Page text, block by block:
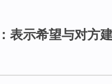
表示希望与对方